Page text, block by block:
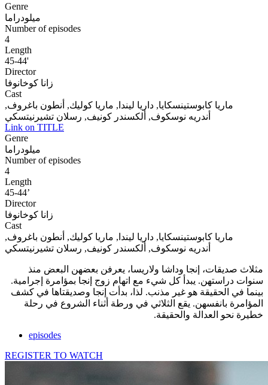
Genre
ميلودراما
Number of episodes
4
Length
45-44'
Director
زانا كوخانوفا
Cast
ماريا كابوستينسكايا, داريا ليندا, ماريا كوليك, أنطون باغروف,
أندريه نوسكوف, ألكسندر كونيف, رسلان تشيرنيتسكي
Link on TITLE
Genre
ميلودراما
Number of episodes
4
Length
45-44’
Director
زانا كوخانوفا
Cast
ماريا كابوستينسكايا, داريا ليندا, ماريا كوليك, أنطون باغروف,
أندريه نوسكوف, ألكسندر كونيف, رسلان تشيرنيتسكي
مثلاث صديقات، إنجا وداشا ولاريسا، يعرفن بعضهن البعض منذ
سنوات دراستهن. يبدأ كل شيء مع اتهام زوج إنجا بمؤامرة إجرامية.
بينما في الحقيقة هو غير مذنب. لذا، بدأت إنجا وصديقتاها في كشف
المؤامرة بانفسهن. يقع الثلاثي في ورطة أثناء الشروع في رحلة
خطيرة نحو العدالة والحقيقة.
episodes
REGISTER TO WATCH